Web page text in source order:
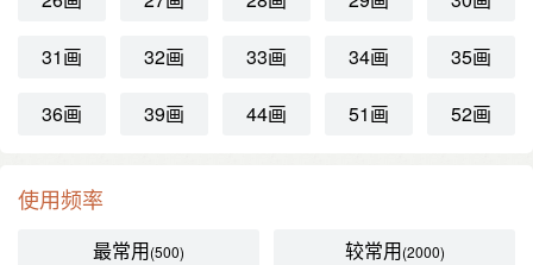
31画 32画 33画 34画 35画
36画 39画 44画 51画 52画
使用频率
最常用(500) 较常用(2000)